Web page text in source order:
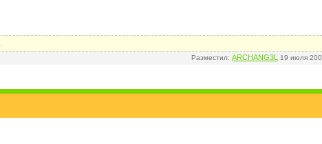
Разместил: ARCHANG3L 19 июля